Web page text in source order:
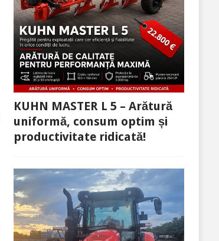
KUHN MASTER L 5 – Arătură
uniformă, consum optim și
productivitate ridicată!